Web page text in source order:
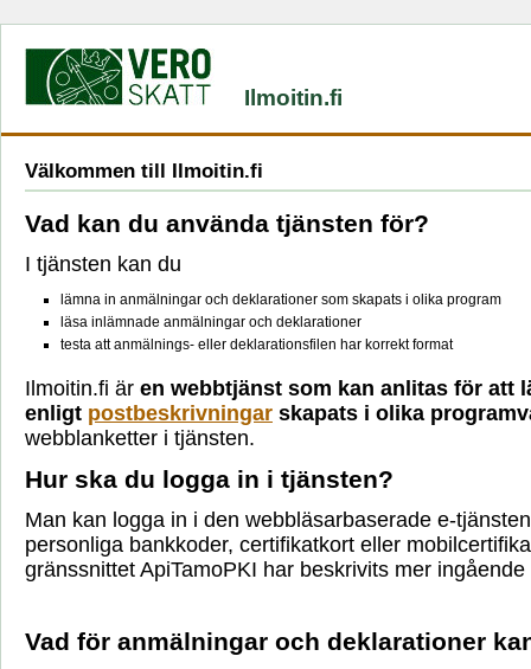
Ilmoitin.fi
Välkommen till Ilmoitin.fi
Vad kan du använda tjänsten för?
I tjänsten kan du
lämna in anmälningar och deklarationer som skapats i olika program
läsa inlämnade anmälningar och deklarationer
testa att anmälnings- eller deklarationsfilen har korrekt format
Ilmoitin.fi är en webbtjänst som kan anlitas för att
enligt postbeskrivningar skapats i olika
webblanketter i tjänsten.
Hur ska du logga in i tjänsten?
Man kan logga in i den webbläsarbaserade e-
personliga bankkoder, certifikatkort eller
gränssnittet ApiTamoPKI har beskrivits mer
Vad för anmälningar och deklarationer